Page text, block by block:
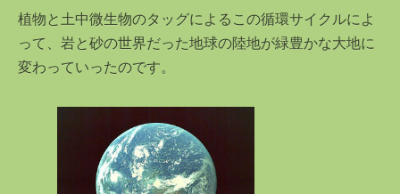
植物と土中微生物のタッグによるこの循環サイクルによ
って、岩と砂の世界だった地球の陸地が緑豊かな大地に
変わっていったのです。